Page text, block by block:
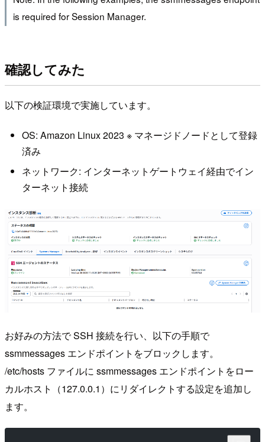
is required for Session Manager.
確認してみた
以下の検証環境で実施しています。
OS: Amazon Linux 2023 ※ マネージドノードとして登録
済み
ネットワーク: インターネットゲートウェイ経由でイン
ターネット接続
お好みの方法で SSH 接続を行い、以下の手順で
ssmmessages エンドポイントをブロックします。
/etc/hosts ファイルに ssmmessages エンドポイントをロー
カルホスト（127.0.0.1）にリダイレクトする設定を追加し
ます。